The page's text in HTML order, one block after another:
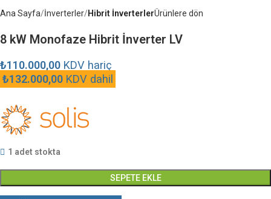
Ana Sayfa İnverterler Hibrit İnverterlerÜrünlere dön
8 kW Monofaze Hibrit İnverter LV
₺110.000,00 KDV hariç
₺132.000,00 KDV dahil
1 adet stokta
SEPETE EKLE